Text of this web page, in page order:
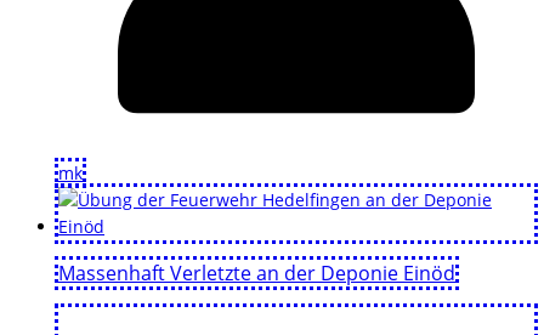
mk
Massenhaft Verletzte an der Deponie Einöd